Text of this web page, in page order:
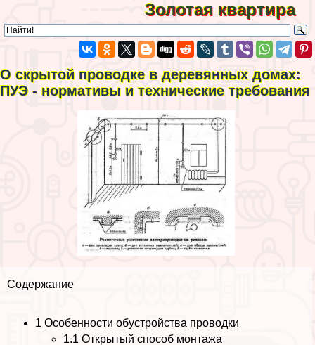
Золотая квартира
О скрытой проводке в деревянных домах:
ПУЭ - нормативы и технические требования
Содержание
1 Особенности обустройства проводки
1.1 Открытый способ монтажа